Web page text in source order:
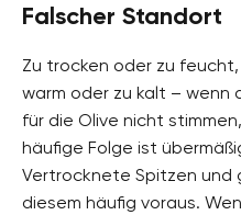
Falscher Standort
Zu trocken oder zu
warm oder zu kalt –
für die Olive nicht
häufige Folge ist
Vertrocknete Spitzen und
diesem häufig voraus.